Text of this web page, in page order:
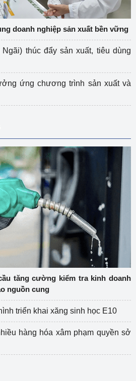
doanh nghiệp sản xuất bền vững
thúc đẩy sản xuất, tiêu dùng
ứng chương trình sản xuất và
tăng cường kiểm tra kinh doanh
nguồn cung
triển khai xăng sinh học E10
hàng hóa xâm phạm quyền sở